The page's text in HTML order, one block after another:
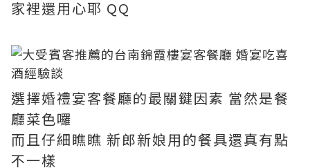
家裡還用心耶 QQ
選擇婚禮宴客餐廳的最關鍵因素 當然是餐
廳菜色囉
而且仔細瞧瞧 新郎新娘用的餐具還真有點
不一樣